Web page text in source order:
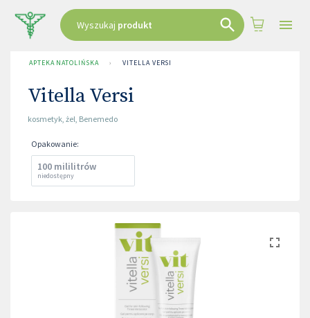
Wyszukaj produkt
APTEKA NATOLIŃSKA › VITELLA VERSI
Vitella Versi
kosmetyk, żel, Benemedo
Opakowanie:
100 mililitrów
niedostępny